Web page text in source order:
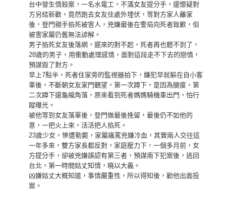
台中發生情殺案，一名水電工，不滿女友提分手，還懷疑對
方另結新歡，竟然跑去女友住處外埋伏，等對方家人離家
後，登門親手掐死被害人，兇嫌最後在警局向死者致歉，但
被害家屬仍舊無法諒解。
男子掐死女友後落網，遲來的對不起，死者再也聽不到了，
28歲的男子，用衝動處理感情，面對這段走不下去的戀情，
預謀毀了對方。
早上7點半，死者住家旁的監視器拍下，嫌犯早就躲在自小客
車後，不斷朝女友家門觀望，第一次蹲下，是因為腿痠，第
二次蹲下還龜縮角落，原來看到死者媽媽騎機車出門，怕行
蹤曝光。
被他等到女友落單後，登門做最後挽留，最後仍不如他的
意，一把火上來，活活把人掐死。
23歲少女，慘遭勒斃，家屬痛罵兇嫌冷血，其實兩人交往這
一年多來，雙方家長都反對，家庭壓力下，一個多月前，女
方提分手，卻被兇嫌誤認有第三者，預謀南下犯案後，逃回
台北，第一時間姑丈知情，曉以大義。
凶嫌姑丈大概知道，事情嚴重性，所以得知後，勸他出面投
案。